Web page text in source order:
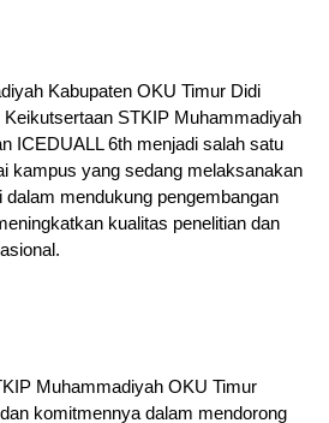
Kabupaten OKU Timur Didi
STKIP Muhammadiyah
ICEDUALL 6th menjadi salah satu
kampus yang sedang melaksanakan
mendukung pengembangan
kualitas penelitian dan
Muhammadiyah OKU Timur
komitmennya dalam mendorong